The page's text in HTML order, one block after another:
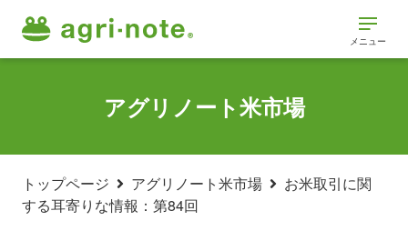
メニュー
アグリノート米市場
トップページ アグリノート米市場
お米取引に関
する耳寄りな情報：第84回